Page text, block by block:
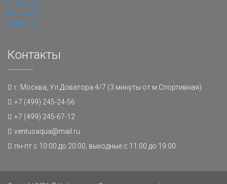
Новости
Полезное
Галерея
Контакты
г. Москва, Ул.Доватора 4/7 (3 минуты от м.Спортивная)
+7 (499) 245-24-56
+7 (499) 245-67-12
ventusaqua@mail.ru
пн-пт с 10:00 до 20:00, выходные с 11:00 до 19:00